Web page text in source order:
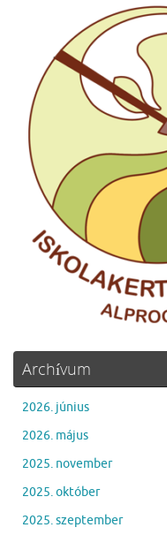
Archívum
2026. június
2026. május
2025. november
2025. október
2025. szeptember